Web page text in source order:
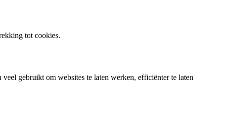
tot cookies.
gebruikt om websites te laten werken, efficiënter te laten